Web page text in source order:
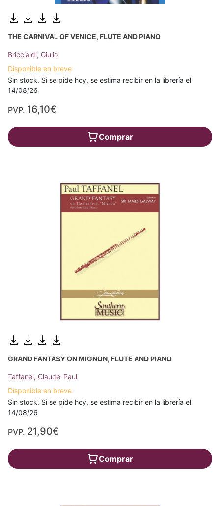
THE CARNIVAL OF VENICE, FLUTE AND PIANO
Briccialdi, Giulio
Disponible en breve
Sin stock. Si se pide hoy, se estima recibir en la librería el
14/08/26
PVP. 16,10€
Comprar
GRAND FANTASY ON MIGNON, FLUTE AND PIANO
Taffanel, Claude-Paul
Disponible en breve
Sin stock. Si se pide hoy, se estima recibir en la librería el
14/08/26
PVP. 21,90€
Comprar